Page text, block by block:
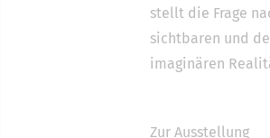
stellt die Frage
sichtbaren und
imaginären
Zur Ausstellung